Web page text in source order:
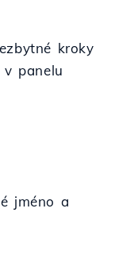
kroky
v panelu
jméno a